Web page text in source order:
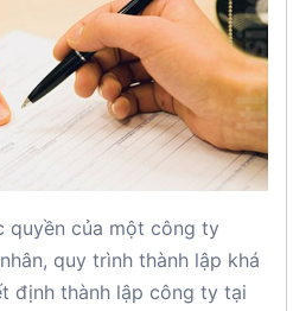
quyền của một công ty
quy trình thành lập khá
định thành lập công ty tại